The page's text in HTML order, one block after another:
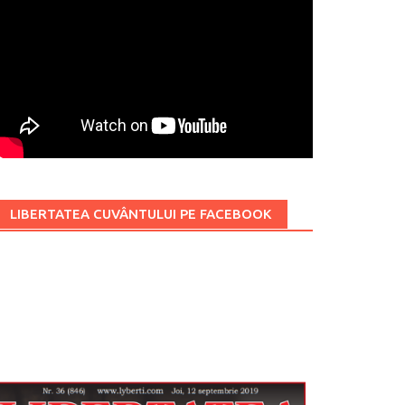
LIBERTATEA CUVÂNTULUI PE FACEBOOK